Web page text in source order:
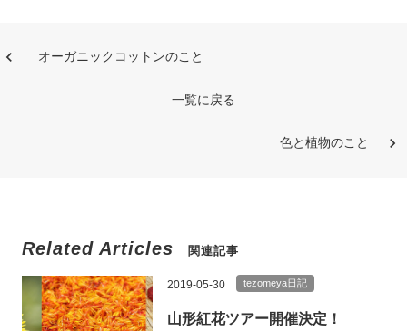
オーガニックコットンのこと
一覧に戻る
色と植物のこと
Related Articles 関連記事
2019-05-30 tezomeya日記
山形紅花ツアー開催決定！